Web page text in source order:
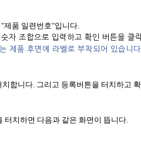
제품 일련번호"입니다.
숫자 조합으로 입력하고 확인 버튼을 클
제품 후면에 라벨로 부착되어 있습니
치합니다. 그리고 등록버튼을 터치하고
터치하면 다음과 같은 화면이 뜹니다.